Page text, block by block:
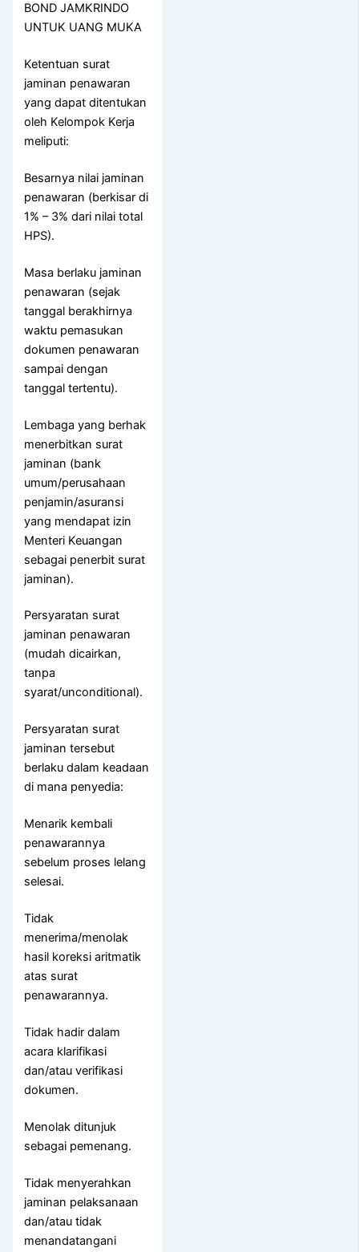
BOND JAMKRINDO
UNTUK UANG MUKA
Ketentuan surat
jaminan penawaran
yang dapat ditentukan
oleh Kelompok Kerja
meliputi:
Besarnya nilai jaminan
penawaran (berkisar di
1% – 3% dari nilai total
HPS).
Masa berlaku jaminan
penawaran (sejak
tanggal berakhirnya
waktu pemasukan
dokumen penawaran
sampai dengan
tanggal tertentu).
Lembaga yang berhak
menerbitkan surat
jaminan (bank
umum/perusahaan
penjamin/asuransi
yang mendapat izin
Menteri Keuangan
sebagai penerbit surat
jaminan).
Persyaratan surat
jaminan penawaran
(mudah dicairkan,
tanpa
syarat/unconditional).
Persyaratan surat
jaminan tersebut
berlaku dalam keadaan
di mana penyedia:
Menarik kembali
penawarannya
sebelum proses lelang
selesai.
Tidak
menerima/menolak
hasil koreksi aritmatik
atas surat
penawarannya.
Tidak hadir dalam
acara klarifikasi
dan/atau verifikasi
dokumen.
Menolak ditunjuk
sebagai pemenang.
Tidak menyerahkan
jaminan pelaksanaan
dan/atau tidak
menandatangani